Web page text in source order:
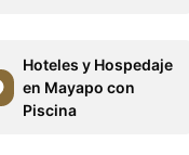
Hoteles y Hospedaje
en Mayapo con
Piscina